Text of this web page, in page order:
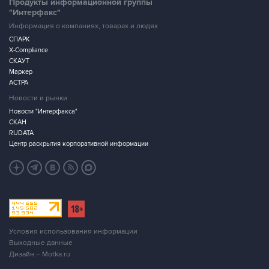
Продукты информационной группы
"Интерфакс"
Информация о компаниях, товарах и людях
СПАРК
X-Compliance
СКАУТ
Маркер
АСТРА
Новости и рынки
Новости "Интерфакса"
СКАН
RUDATA
Центр раскрытия корпоративной информации
Условия использования информации
Выходные данные
Дизайн – Motka.ru